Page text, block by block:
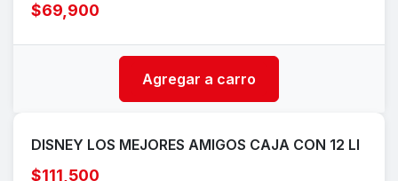
$69,900
Agregar a carro
DISNEY LOS MEJORES AMIGOS CAJA CON 12 LI
$111,500